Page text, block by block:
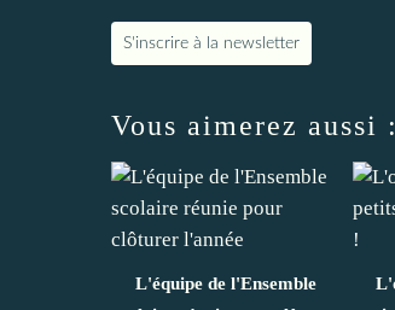
S'inscrire à la newsletter
Vous aimerez aussi :
L'équipe de l'Ensemble